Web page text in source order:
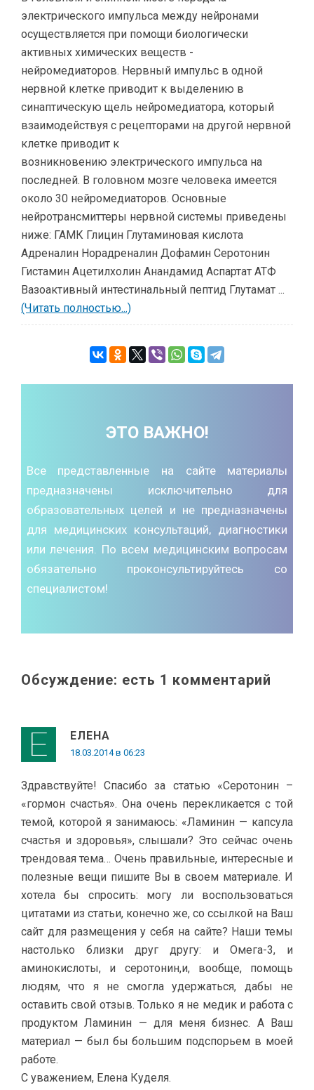
электрического импульса между нейронами
осуществляется при помощи биологически
активных химических веществ -
нейромедиаторов. Нервный импульс в одной
нервной клетке приводит к выделению в
синаптическую щель нейромедиатора, который
взаимодействуя с рецепторами на другой нервной
клетке приводит к
возникновению электрического импульса на
последней. В головном мозге человека имеется
около 30 нейромедиаторов. Основные
нейротрансмиттеры нервной системы приведены
ниже: ГАМК Глицин Глутаминовая кислота
Адреналин Норадреналин Дофамин Серотонин
Гистамин Ацетилхолин Анандамид Аспартат АТФ
Вазоактивный интестинальный пептид Глутамат ...
(Читать полностью...)
ЭТО ВАЖНО!
Все представленные на сайте материалы
предназначены исключительно для
образовательных целей и не предназначены
для медицинских консультаций, диагностики
или лечения. По всем медицинским вопросам
обязательно проконсультируйтесь со
специалистом!
Обсуждение: есть 1 комментарий
ЕЛЕНА
18.03.2014 в 06:23
Здравствуйте! Спасибо за статью «Серотонин –
«гормон счастья». Она очень перекликается с той
темой, которой я занимаюсь: «Ламинин — капсула
счастья и здоровья», слышали? Это сейчас очень
трендовая тема… Очень правильные, интересные и
полезные вещи пишите Вы в своем материале. И
хотела бы спросить: могу ли воспользоваться
цитатами из статьи, конечно же, со ссылкой на Ваш
сайт для размещения у себя на сайте? Наши темы
настолько близки друг другу: и Омега-3, и
аминокислоты, и серотонин,и, вообще, помощь
людям, что я не смогла удержаться, дабы не
оставить свой отзыв. Только я не медик и работа с
продуктом Ламинин — для меня бизнес. А Ваш
материал — был бы большим подспорьем в моей
работе.
С уважением, Елена Куделя.